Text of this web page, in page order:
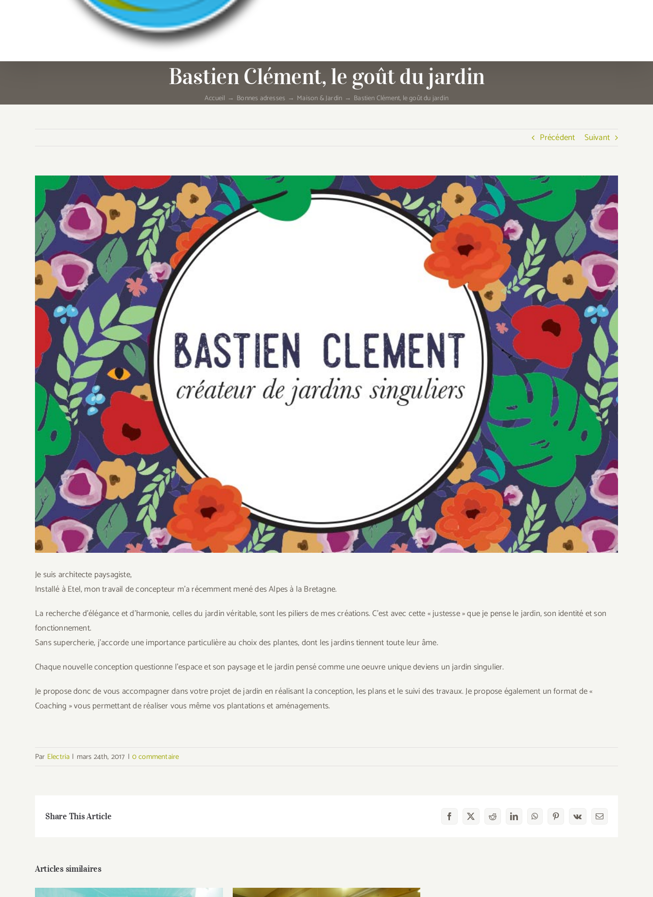
Bastien Clément, le goût du jardin
Accueil Bonnes adresses Maison & Jardin Bastien Clément, le goût du jardin
Précédent Suivant
l'image
agrandie
Je suis architecte paysagiste,
Installé à Etel, mon travail de concepteur m’a récemment mené des Alpes à la Bretagne.
La recherche d’élégance et d’harmonie, celles du jardin véritable, sont les piliers de mes créations. C’est avec cette « justesse » que je pense le jardin, son identité et son
fonctionnement.
Sans supercherie, j’accorde une importance particulière au choix des plantes, dont les jardins tiennent toute leur âme.
Chaque nouvelle conception questionne l’espace et son paysage et le jardin pensé comme une oeuvre unique deviens un jardin singulier.
Je propose donc de vous accompagner dans votre projet de jardin en réalisant la conception, les plans et le suivi des travaux. Je propose également un format de «
Coaching » vous permettant de réaliser vous même vos plantations et aménagements.
Par Electria | mars 24th, 2017 | 0 commentaire
Share This Article Facebook
X RedditLinkedInWhatsAppPinterest
Vk Email
Articles similaires